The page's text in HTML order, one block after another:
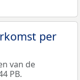
per
van de
PB.